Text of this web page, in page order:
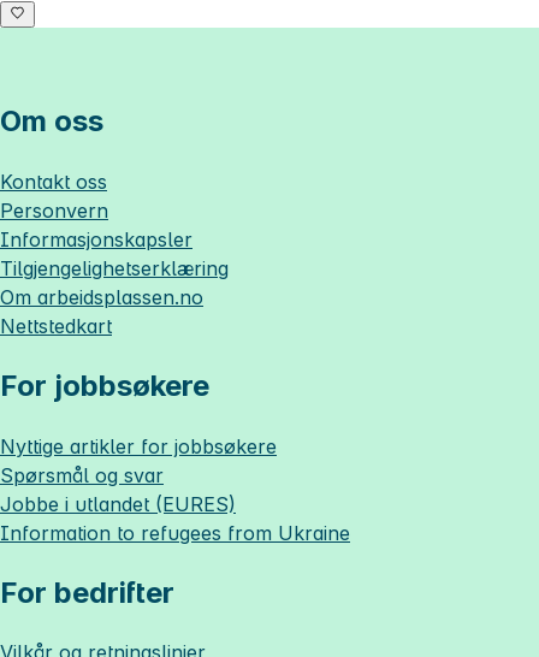
Om oss
Kontakt oss
Personvern
Informasjonskapsler
Tilgjengelighetserklæring
Om arbeidsplassen.no
Nettstedkart
For jobbsøkere
Nyttige artikler for jobbsøkere
Spørsmål og svar
Jobbe i utlandet (EURES)
Information to refugees from Ukraine
For bedrifter